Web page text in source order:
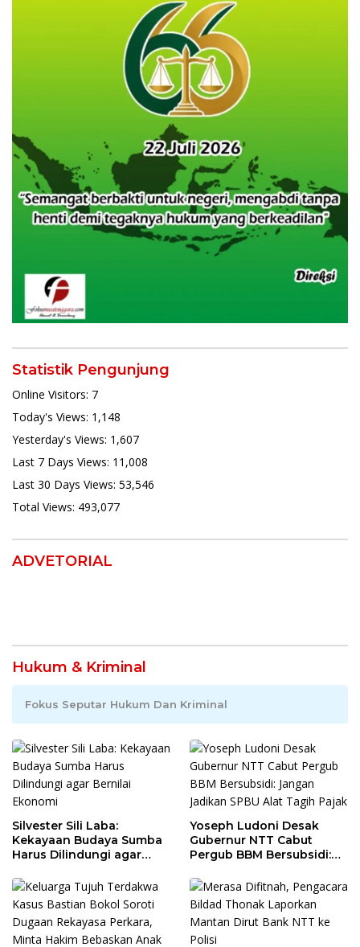
Statistik Pengunjung
Online Visitors: 7
Today's Views: 1,148
Yesterday's Views: 1,607
Last 7 Days Views: 11,008
Last 30 Days Views: 53,546
Total Views: 493,077
ADVETORIAL
Hukum & Kriminal
Fokus Seputar Hukum Dan Kriminal
Silvester Sili Laba:
Kekayaan Budaya Sumba
Harus Dilindungi agar
Yoseph Ludoni Desak
Gubernur NTT Cabut
Pergub BBM Bersubsidi:
Tagih Pajak